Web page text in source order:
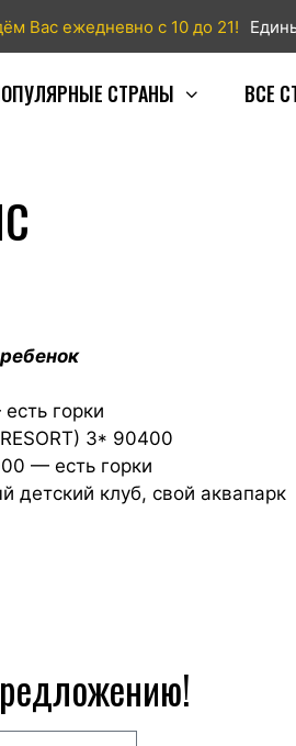
Вас ежедневно с 10 до 21!
СТРАНЫ ВСЕ
горки
RESORT) 3* 90400
— есть горки
детский клуб, свой аквапарк